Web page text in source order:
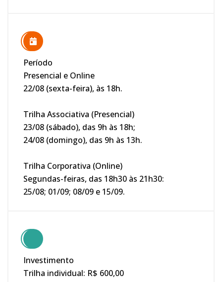
Período
Presencial e Online
22/08 (sexta-feira), às 18h.
Trilha Associativa (Presencial)
23/08 (sábado), das 9h às 18h;
24/08 (domingo), das 9h às 13h.
Trilha Corporativa (Online)
Segundas-feiras, das 18h30 às 21h30:
25/08; 01/09; 08/09 e 15/09.
Investimento
Trilha individual: R$ 600,00